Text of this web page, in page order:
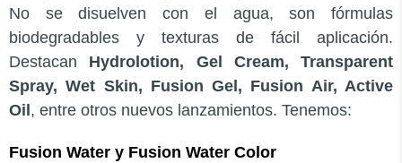
No se disuelven con el agua, son fórmulas
biodegradables y texturas de fácil aplicación.
Destacan Hydrolotion, Gel Cream, Transparent
Spray, Wet Skin, Fusion Gel, Fusion Air, Active
Oil , entre otros nuevos lanzamientos. Tenemos:
Fusion Water y Fusion Water Color